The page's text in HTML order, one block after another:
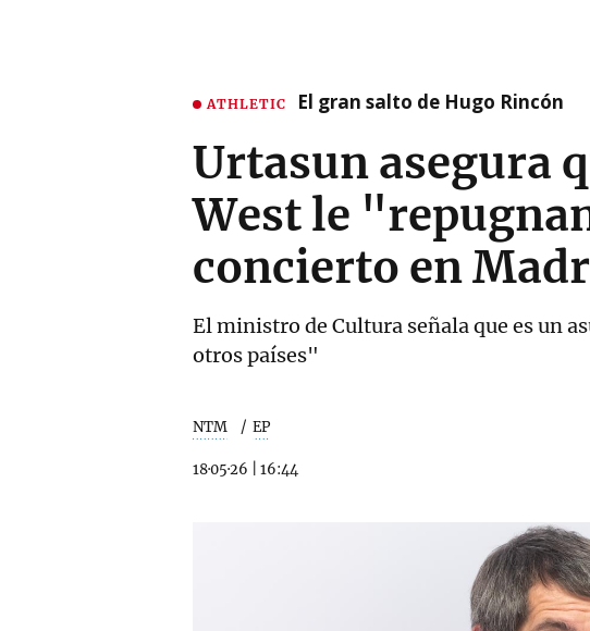
ATHLETIC El gran salto de Hugo Rincón
Urtasun asegura
West le
concierto en
El ministro de Cultura señala que es un
otros países"
NTM EP
18·05·26 16:44